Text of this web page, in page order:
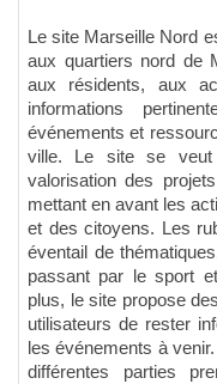
Le site Marseille Nord
aux quartiers nord de
aux résidents, aux
informations
événements et
ville. Le site se veut
valorisation des
mettant en avant les
et des citoyens. Les
éventail de
passant par le sport
plus, le site propose
utilisateurs de rester
les événements à
différentes parties